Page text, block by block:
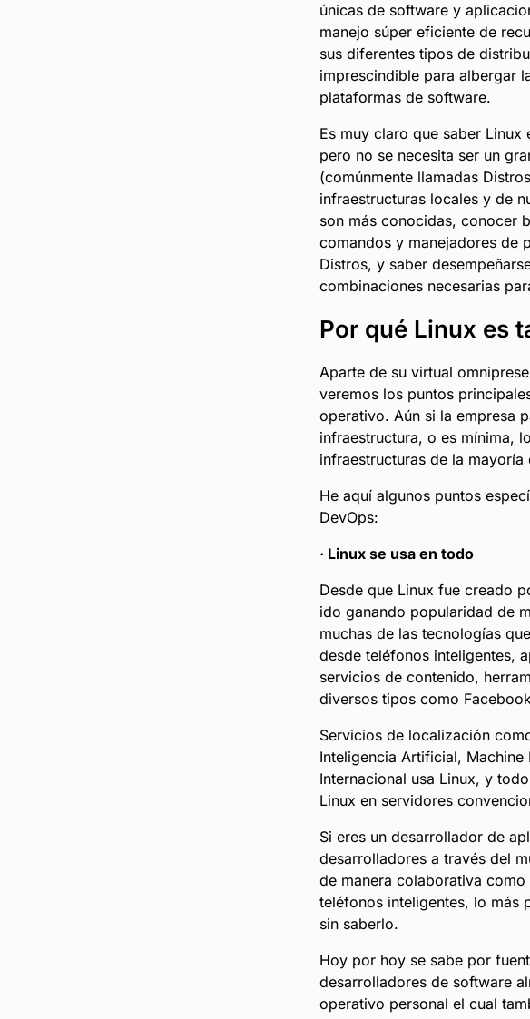
únicas de software y
manejo súper eficiente de
sus diferentes tipos de
imprescindible para albergar
plataformas de software.
Es muy claro que saber Linux
pero no se necesita ser un
(comúnmente llamadas
infraestructuras locales y de
son más conocidas, conocer
comandos y manejadores de
Distros, y saber
combinaciones necesarias
Por qué Linux es
Aparte de su virtual
veremos los puntos
operativo. Aún si la empresa
infraestructura, o es mínima,
infraestructuras de la
He aquí algunos puntos
DevOps:
· Linux se usa en todo
Desde que Linux fue creado
ido ganando popularidad de
muchas de las tecnologías
desde teléfonos inteligentes,
servicios de contenido,
diversos tipos como
Servicios de localización
Inteligencia Artificial, Machine
Internacional usa Linux, y
Linux en servidores
Si eres un desarrollador de
desarrolladores a través del
de manera colaborativa
teléfonos inteligentes, lo más
sin saberlo.
Hoy por hoy se sabe por
desarrolladores de software
operativo personal el cual